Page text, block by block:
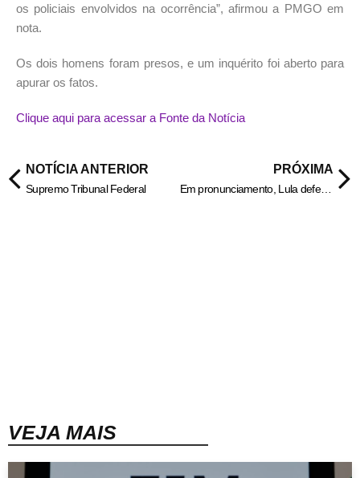
os policiais envolvidos na ocorrência”, afirmou a PMGO em
nota.
Os dois homens foram presos, e um inquérito foi aberto para
apurar os fatos.
Clique aqui para acessar a Fonte da Notícia
NOTÍCIA ANTERIOR
Supremo Tribunal Federal
PRÓXIMA
Em pronunciamento, Lula defende decisões econômicas e agradece orações
VEJA MAIS